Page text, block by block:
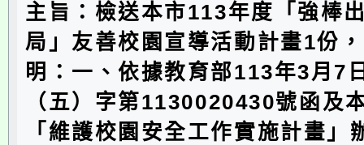
主旨：檢送本市113年度「強棒
局」友善校園宣導活動計畫1份
明：一、依據教育部113年3月7
（五）字第1130020430號函及
「維護校園安全工作實施計畫」